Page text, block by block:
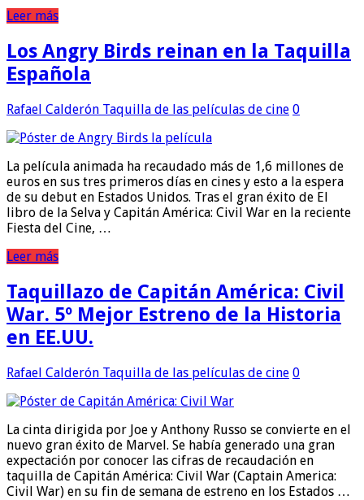
Leer más
Los Angry Birds reinan en la Taquilla
Española
Rafael Calderón Taquilla de las películas de cine 0
La película animada ha recaudado más de 1,6 millones de
euros en sus tres primeros días en cines y esto a la espera
de su debut en Estados Unidos. Tras el gran éxito de El
libro de la Selva y Capitán América: Civil War en la reciente
Fiesta del Cine, …
Leer más
Taquillazo de Capitán América: Civil
War. 5º Mejor Estreno de la Historia
en EE.UU.
Rafael Calderón Taquilla de las películas de cine 0
La cinta dirigida por Joe y Anthony Russo se convierte en el
nuevo gran éxito de Marvel. Se había generado una gran
expectación por conocer las cifras de recaudación en
taquilla de Capitán América: Civil War (Captain America:
Civil War) en su fin de semana de estreno en los Estados …